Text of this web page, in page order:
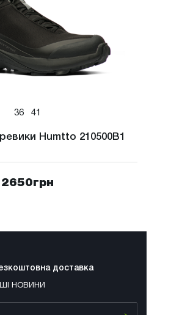
36 41
Humtto 210500B1
2650грн
доставка
НОВИНИ